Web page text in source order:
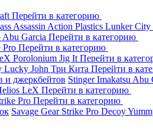
Перейти в категорию
Assassin Action Plastics Lunker City
Abu Garcia Перейти в категорию
Pro Перейти в категорию
Porolonium Jig It Перейти в
Lucky John Три Кита Перейти в
и джеркбейтов StingerImakatsu Abu
LeX Перейти в категорию
Pro Перейти в категорию
Savage Gear Strike Pro Decoy